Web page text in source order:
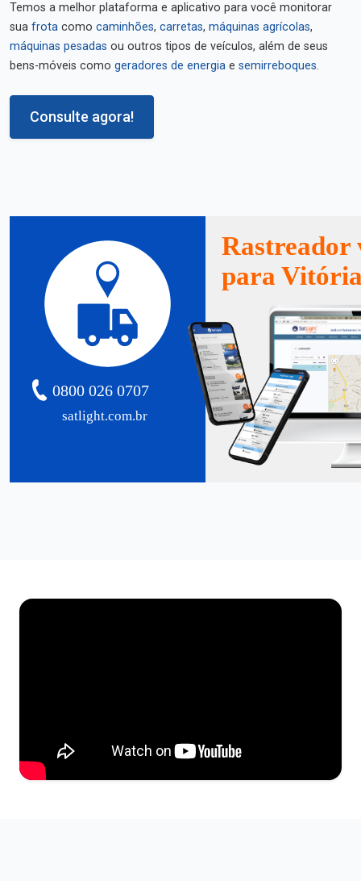
Temos a melhor plataforma e aplicativo para você monitorar
sua frota como caminhões, carretas, máquinas agrícolas,
máquinas pesadas ou outros tipos de veículos, além de seus
bens-móveis como geradores de energia e semirreboques.
Consulte agora!
satlight.com.br
0800 026 0707
Rastreador
para